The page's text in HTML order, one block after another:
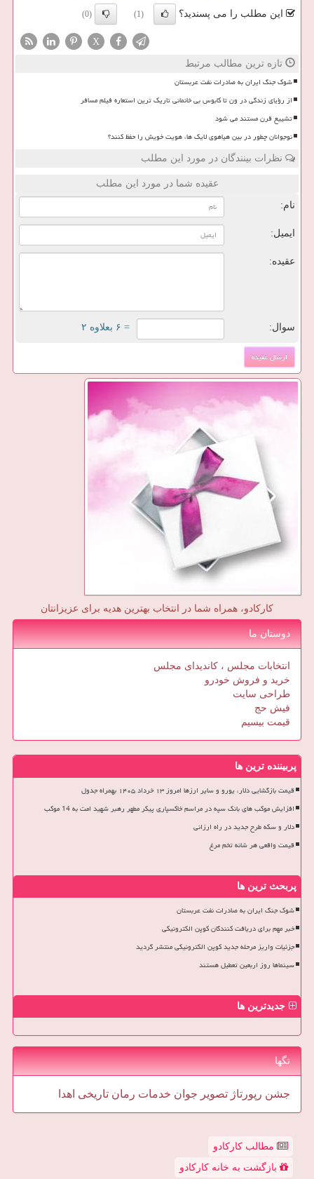
این مطلب را می پسندید؟ (1)
(0)
X
تازه ترین مطالب مرتبط
شوک جنگ ایران به صادرات نفت عربستان
از رؤیای زندگی در ون تا کابوس بی خانمانی تاریک ترین استعاره فیلم مسافر
تشییع قرن مستند می شود
نوجوانان چطور در بین هیاهوی لایک ها، هویت خویش را حفظ کنند؟
نظرات بینندگان در مورد این مطلب
عقیده شما در مورد این مطلب
نام:
ایمیل:
عقیده:
سوال: = ۶ بعلاوه ۲
کارکادو، همراه شما در انتخاب بهترین هدیه برای عزیزانتان
دوستان ما
انتخابات مجلس ، کاندیدای مجلس
خرید و فروش خودرو
طراحی سایت
فیش حج
قیمت بیسیم
پربیننده ترین ها
قیمت بازگشایی دلار، یورو و سایر ارزها امروز ۱۳ خرداد ۱۴۰۵ بهمراه جدول
افزایش موکب های بانک سپه در مراسم خاکسپاری پیکر مطهر رهبر شهید امت به 14 موکب
دلار و سکه طرح جدید در راه ارزانی
قیمت واقعی هر شانه تخم مرغ
پربحث ترین ها
شوک جنگ ایران به صادرات نفت عربستان
خبر مهم برای دریافت کنندگان کوپن الکترونیکی
جزئیات واریز مرحله جدید کوپن الکترونیکی منتشر گردید
سینماها روز اربعین تعطیل هستند
جدیدترین ها
تگها
جشن رپورتاژ تصویر جوان خدمات رمان تاریخی اهدا
مطالب کارکادو
بازگشت به خانه کارکادو